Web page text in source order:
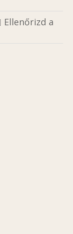
Ellenőrizd a